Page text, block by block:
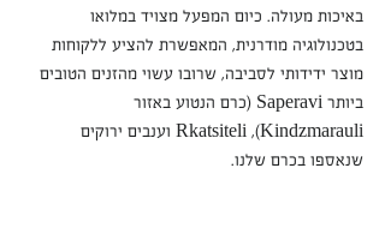
באיכות מעולה. כיום המפעל מצויד במלואו
בטכנולוגיה מודרנית, המאפשרת להציע ללקוחות
מוצר ידידותי לסביבה, שרובו עשוי מהזנים הטובים
ביותר Saperavi (כרם הנטוע באזור
Kindzmarauli), Rkatsiteli וענבים ירוקים
שנאספו בכרם שלנו.